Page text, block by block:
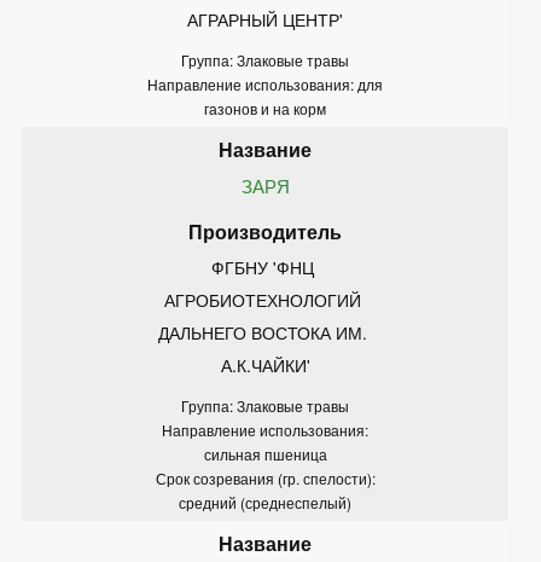
АГРАРНЫЙ ЦЕНТР'
Группа: Злаковые травы
Направление использования: для
газонов и на корм
ЗАРЯ
ФГБНУ 'ФНЦ
АГРОБИОТЕХНОЛОГИЙ
ДАЛЬНЕГО ВОСТОКА ИМ.
А.К.ЧАЙКИ'
Группа: Злаковые травы
Направление использования:
сильная пшеница
Срок созревания (гр. спелости):
средний (среднеспелый)